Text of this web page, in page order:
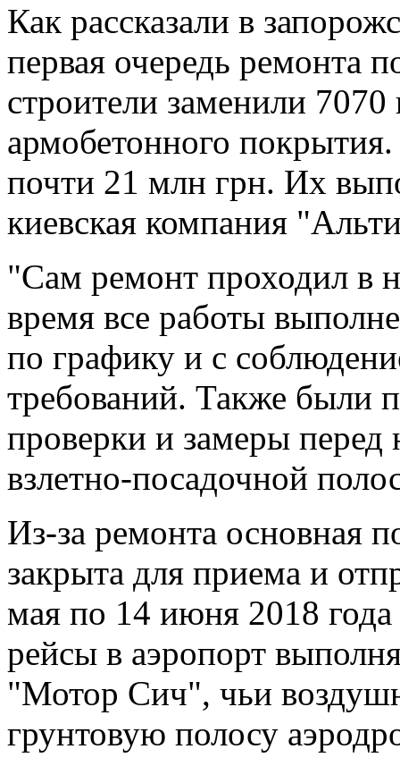
Как рассказали в
первая очередь ремонта
строители заменили
армобетонного
почти 21 млн грн. Их
киевская компания
"Сам ремонт проходил в
время все работы
по графику и с
требований. Также были
проверки и замеры перед
взлетно-посадочной
Из-за ремонта основная
закрыта для приема и
мая по 14 июня 2018
рейсы в аэропорт
"Мотор Сич", чьи
грунтовую полосу